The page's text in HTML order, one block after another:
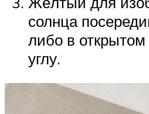
солнца
либо в
углу.